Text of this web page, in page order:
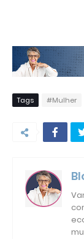
Tags #Mulher